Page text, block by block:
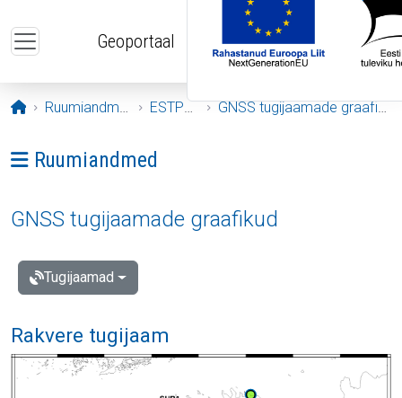
Geoportaal
Avaleht
Ruumiandmed ESTPOS GNSS tugijaamade graafikud
Ava menüü: Ruumiandmed
Ruumiandmed
GNSS tugijaamade graafikud
Tugijaamad
Rakvere tugijaam